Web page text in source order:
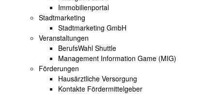
Immobilienportal
Stadtmarketing
Stadtmarketing GmbH
Veranstaltungen
BerufsWahl Shuttle
Management Information Game (MIG)
Förderungen
Hausärztliche Versorgung
Kontakte Fördermittelgeber